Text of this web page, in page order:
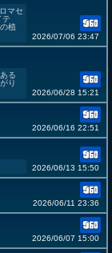
マセ
テ
植
2026/07/06 23:47
る
り
2026/06/28 15:21
2026/06/16 22:51
2026/06/13 15:50
2026/06/11 23:36
2026/06/07 15:00